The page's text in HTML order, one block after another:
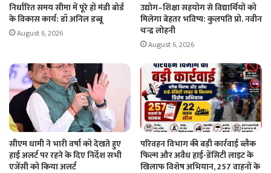
निर्धारित समय सीमा में पूरे हों मंडी बोर्ड
के विकास कार्य: डॉ अनिल डब्बू
August 6, 2026
उद्योग–शिक्षा सहयोग से विद्यार्थियों को
मिलेगा बेहतर भविष्य: कुलपति प्रो. नवीन
चन्द्र लोहनी
August 6, 2026
सीएम धामी ने भारी वर्षा को देखते हुए
हाई अलर्ट पर रहने के दिए निर्देश सभी
एजेंसी को किया अलर्ट
परिवहन विभाग की बड़ी कार्रवाई ब्लैक
फिल्म और अवैध हाई-डेंसिटी लाइट के
खिलाफ विशेष अभियान, 257 वाहनों के